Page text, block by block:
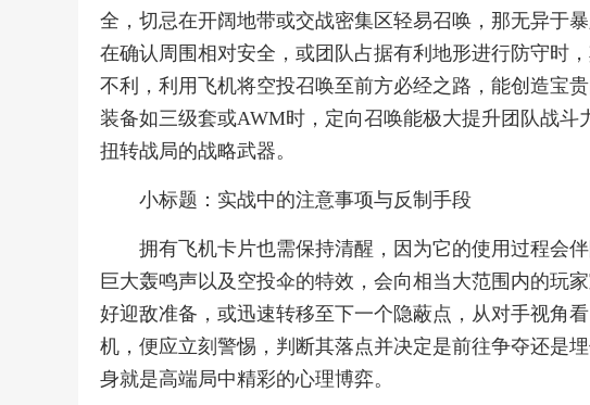
全，切忌在开阔地带或交战密集区轻易召唤，那无异于
在确认周围相对安全，或团队占据有利地形进行防守时
不利，利用飞机将空投召唤至前方必经之路，能创造宝
装备如三级套或AWM时，定向召唤能极大提升团队战
扭转战局的战略武器。
小标题：实战中的注意事项与反制手段
拥有飞机卡片也需保持清醒，因为它的使用过程会
巨大轰鸣声以及空投伞的特效，会向相当大范围内的玩
好迎敌准备，或迅速转移至下一个隐蔽点，从对手视角
机，便应立刻警惕，判断其落点并决定是前往争夺还是
身就是高端局中精彩的心理博弈。